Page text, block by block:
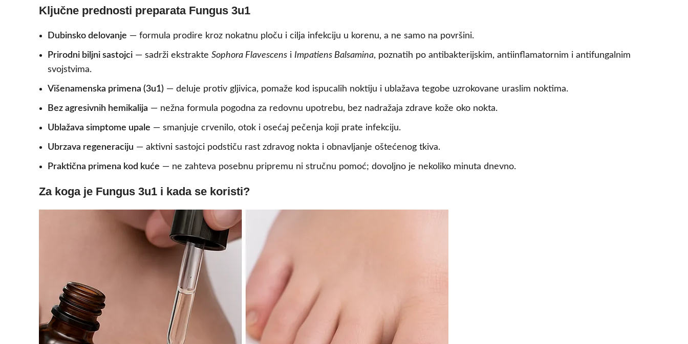
Ključne prednosti preparata Fungus 3u1
Dubinsko delovanje — formula prodire kroz nokatnu ploču i cilja infekciju u korenu, a ne samo na površini.
Prirodni biljni sastojci — sadrži ekstrakte Sophora Flavescens i Impatiens Balsamina, poznatih po antibakterijskim, antiinflamatornim i antifungalnim
svojstvima.
Višenamenska primena (3u1) — deluje protiv gljivica, pomaže kod ispucalih noktiju i ublažava tegobe uzrokovane uraslim noktima.
Bez agresivnih hemikalija — nežna formula pogodna za redovnu upotrebu, bez nadražaja zdrave kože oko nokta.
Ublažava simptome upale — smanjuje crvenilo, otok i osećaj pečenja koji prate infekciju.
Ubrzava regeneraciju — aktivni sastojci podstiču rast zdravog nokta i obnavljanje oštećenog tkiva.
Praktična primena kod kuće — ne zahteva posebnu pripremu ni stručnu pomoć; dovoljno je nekoliko minuta dnevno.
Za koga je Fungus 3u1 i kada se koristi?